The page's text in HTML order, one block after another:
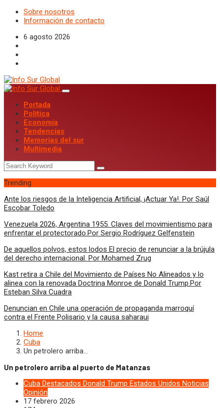
Sobre nosotros
Información de contacto
6 agosto 2026
Portada
Politica
Economía
Tendencias
Memorias del sur
Multimedia
Trending
Ante los riesgos de la Inteligencia Artificial, ¡Actuar Ya!. Por Saúl
Escobar Toledo
Venezuela 2026, Argentina 1955. Claves del movimientismo para
enfrentar el protectorado.Por Sergio Rodríguez Gelfenstein
De aquellos polvos, estos lodos El precio de renunciar a la brújula
del derecho internacional. Por Mohamed Zrug
Kast retira a Chile del Movimiento de Países No Alineados y lo
alinea con la renovada Doctrina Monroe de Donald Trump.Por
Esteban Silva Cuadra
Denuncian en Chile una operación de propaganda marroquí
contra el Frente Polisario y la causa saharaui
Home
Cuba
Un petrolero arriba…
Un petrolero arriba al puerto de Matanzas
Cuba Destacados Donald Trump Estados Unidos Noticias
Opinión
17 febrero 2026